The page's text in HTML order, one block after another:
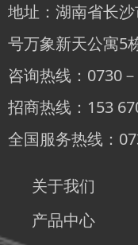
地址：湖南省长
号万象新天公寓5
咨询热线：0730
招商热线：153
全国服务热线：
关于我们
产品中心